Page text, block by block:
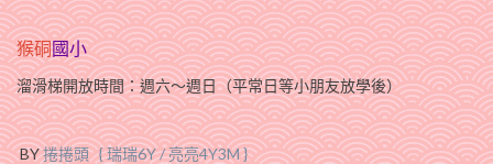
猴硐國小
溜滑梯開放時間：週六～週日（平常日等小朋友放學後）
BY捲捲頭 { 瑞瑞6Y / 亮亮4Y3M }